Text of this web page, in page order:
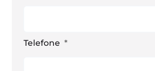
Telefone